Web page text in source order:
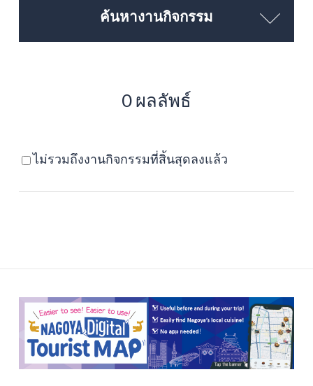
ค้นหางานกิจกรรม
0 ผลลัพธ์
ไม่รวมถึงงานกิจกรรมที่สิ้นสุดลงแล้ว